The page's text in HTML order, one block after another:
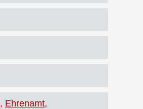
Ehrenamt